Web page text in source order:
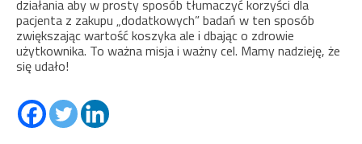
działania aby w prosty sposób tłumaczyć korzyści dla
pacjenta z zakupu „dodatkowych” badań w ten sposób
zwiększając wartość koszyka ale i dbając o zdrowie
użytkownika. To ważna misja i ważny cel. Mamy nadzieję, że
się udało!